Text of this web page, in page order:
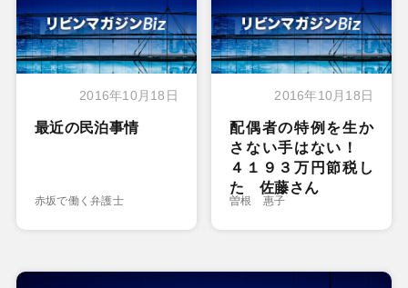
2016年10月18日
最近の民泊事情
赤坂で働く弁護士
2016年10月18日
配偶者の特例を生か
さない手はない！
４１９３万円節税し
た 佐藤さん
曽根 惠子